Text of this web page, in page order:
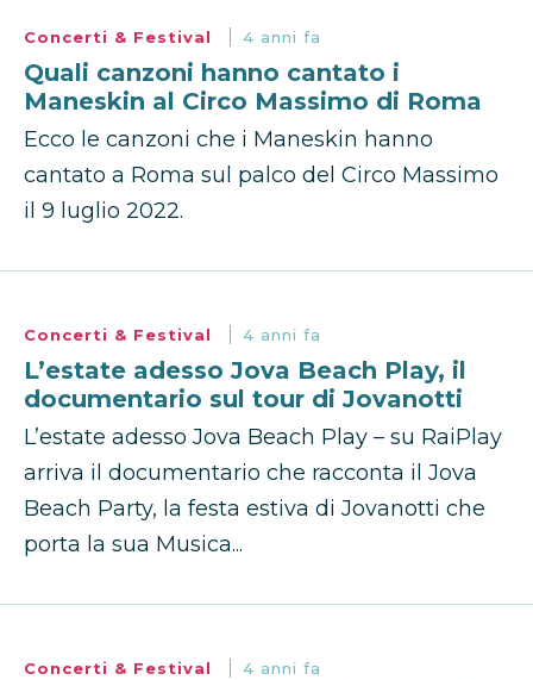
Concerti & Festival 4 anni fa
Quali canzoni hanno cantato i
Maneskin al Circo Massimo di Roma
Ecco le canzoni che i Maneskin hanno
cantato a Roma sul palco del Circo Massimo
il 9 luglio 2022.
Concerti & Festival 4 anni fa
L’estate adesso Jova Beach Play, il
documentario sul tour di Jovanotti
L’estate adesso Jova Beach Play – su RaiPlay
arriva il documentario che racconta il Jova
Beach Party, la festa estiva di Jovanotti che
porta la sua Musica...
Concerti & Festival 4 anni fa